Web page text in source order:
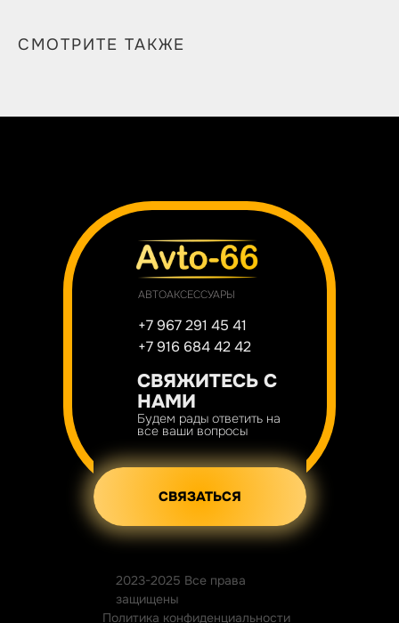
СМОТРИТЕ ТАКЖЕ
2023-2025 Все права
защищены
Политика конфиденциальности
СВЯЗАТЬСЯ
Будем рады ответить на
все ваши вопросы
СВЯЖИТЕСЬ С
НАМИ
АВТОАКСЕССУАРЫ
+7 967 291 45 41
+7 916 684 42 42